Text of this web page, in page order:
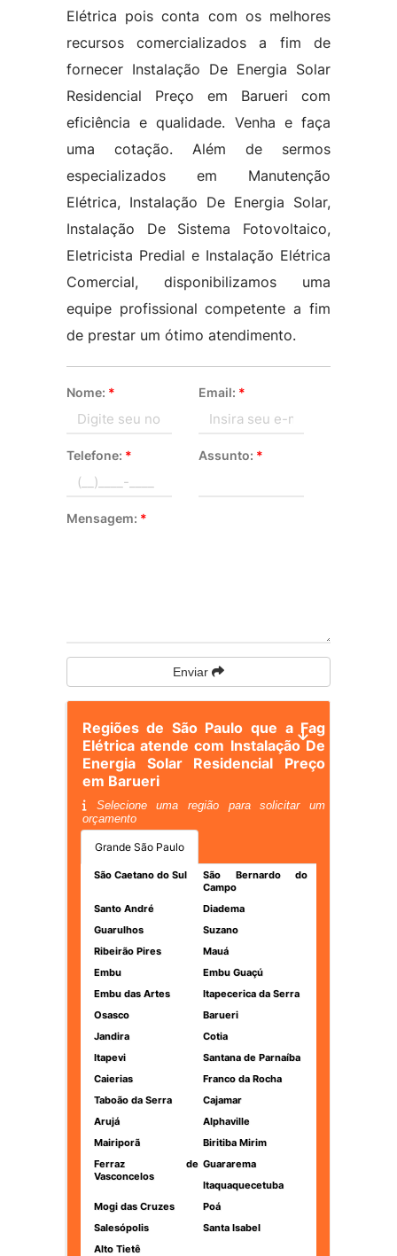
Elétrica pois conta com os melhores
recursos comercializados a fim de
fornecer Instalação De Energia Solar
Residencial Preço em Barueri com
eficiência e qualidade. Venha e faça
uma cotação. Além de sermos
especializados em Manutenção
Elétrica, Instalação De Energia Solar,
Instalação De Sistema Fotovoltaico,
Eletricista Predial e Instalação Elétrica
Comercial, disponibilizamos uma
equipe profissional competente a fim
de prestar um ótimo atendimento.
Nome: * Email: *
Telefone: * Assunto: *
Mensagem: *
Enviar
Regiões de São Paulo que a Fag
Elétrica atende com Instalação De
Energia Solar Residencial Preço
em Barueri
Selecione uma região para solicitar um
orçamento
Grande São Paulo
São Caetano do Sul
São Bernardo do
Campo
Santo André
Diadema
Guarulhos
Suzano
Ribeirão Pires
Mauá
Embu
Embu Guaçú
Embu das Artes
Itapecerica da Serra
Osasco
Barueri
Jandira
Cotia
Itapevi
Santana de Parnaíba
Caierias
Franco da Rocha
Taboão da Serra
Cajamar
Arujá
Alphaville
Mairiporã
Biritiba Mirim
Ferraz de
Vasconcelos
Guararema
Itaquaquecetuba
Mogi das Cruzes
Poá
Salesópolis
Santa Isabel
Alto Tietê